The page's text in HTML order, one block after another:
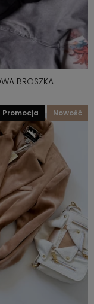
BROSZKA
promocja nowość